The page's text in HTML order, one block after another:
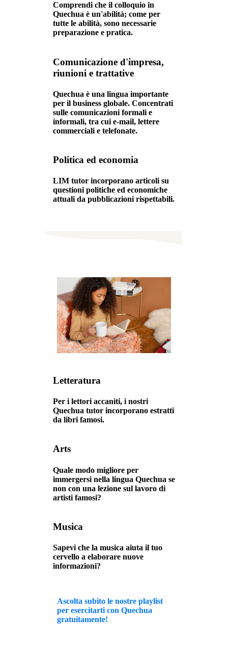
Comprendi che il colloquio in
Quechua è un'abilità; come per
tutte le abilità, sono necessarie
preparazione e pratica.
Comunicazione d'impresa,
riunioni e trattative
Quechua è una lingua importante
per il business globale. Concentrati
sulle comunicazioni formali e
informali, tra cui e-mail, lettere
commerciali e telefonate.
Politica ed economia
LIM tutor incorporano articoli su
questioni politiche ed economiche
attuali da pubblicazioni rispettabili.
Letteratura
Per i lettori accaniti, i nostri
Quechua tutor incorporano estratti
da libri famosi.
Arts
Quale modo migliore per
immergersi nella lingua Quechua se
non con una lezione sul lavoro di
artisti famosi?
Musica
Sapevi che la musica aiuta il tuo
cervello a elaborare nuove
informazioni?
Ascolta subito le nostre playlist
per esercitarti con Quechua
gratuitamente!